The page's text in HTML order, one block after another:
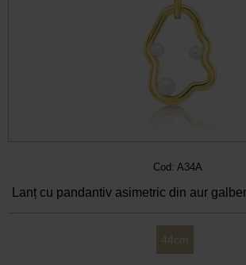
Cod: A34A
Lanț cu pandantiv asimetric din aur
44cm